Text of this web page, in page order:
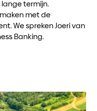
termijn.
met de
We spreken Joeri van
Banking.